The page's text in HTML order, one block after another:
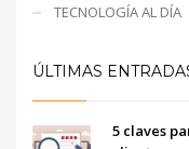
TECNOLOGÍA AL DÍA
ÚLTIMAS
5 claves